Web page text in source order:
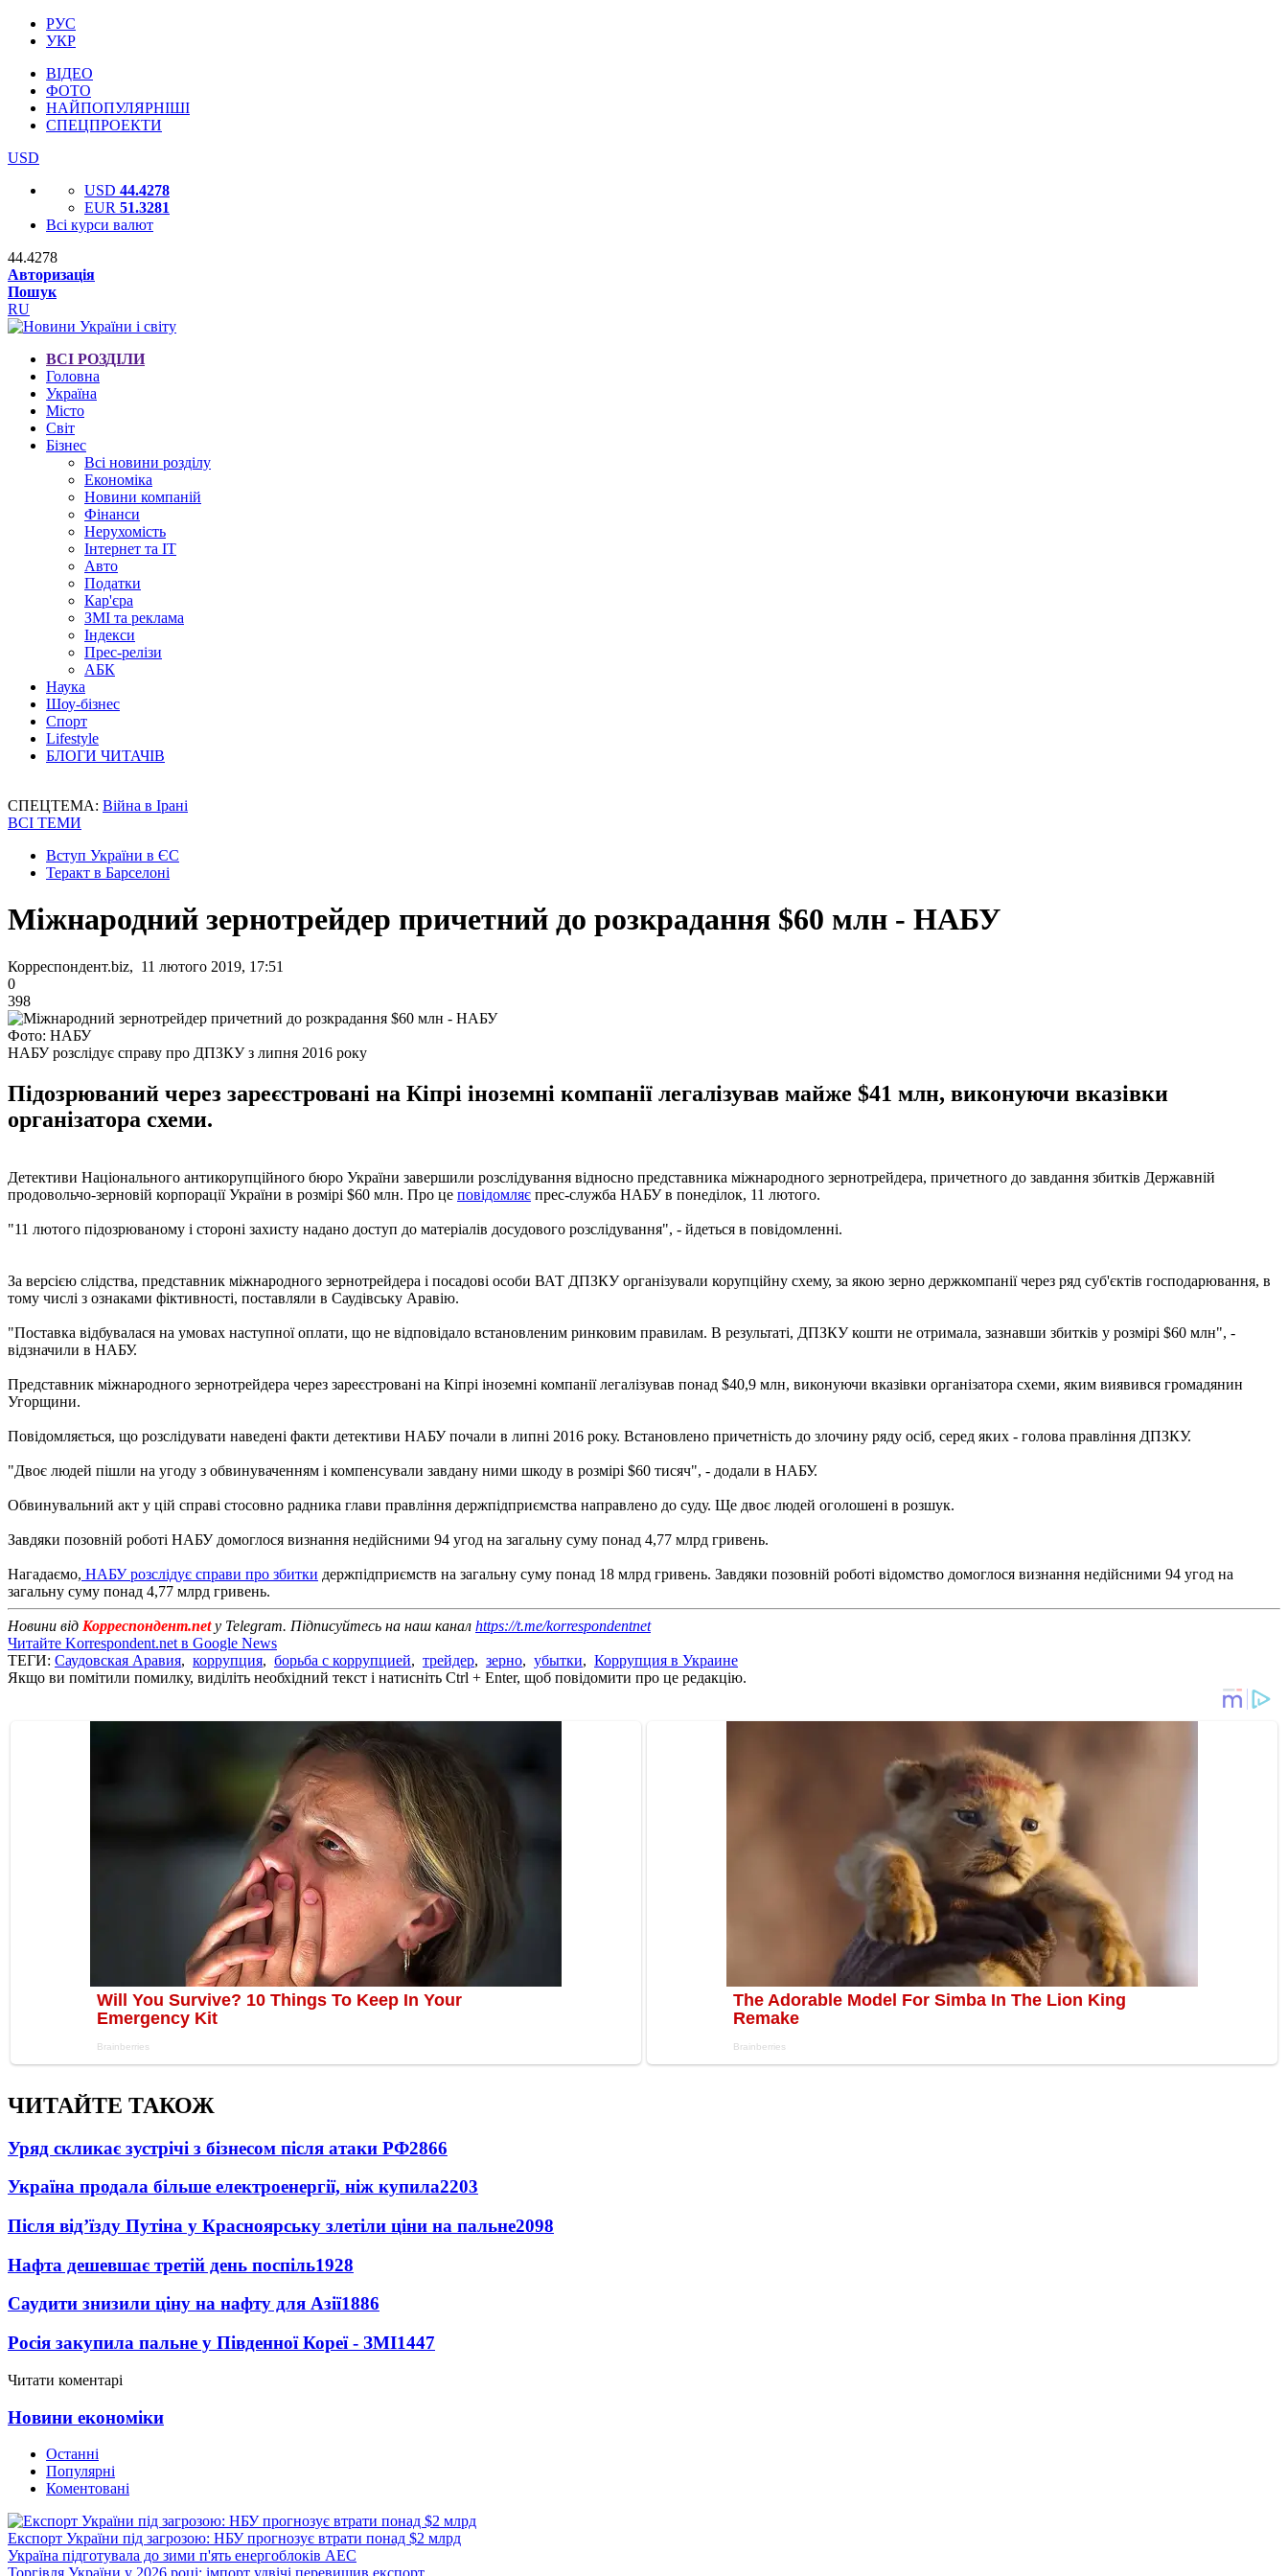
РУС
УКР
ВІДЕО
ФОТО
НАЙПОПУЛЯРНІШІ
СПЕЦПРОЕКТИ
USD
USD 44.4278
EUR 51.3281
Всі курси валют
44.4278
Авторизація
Пошук
RU
ВСІ РОЗДІЛИ
Головна
Україна
Місто
Світ
Бізнес
Всі новини розділу
Економіка
Новини компаній
Фінанси
Нерухомість
Інтернет та IT
Авто
Податки
Кар'єра
ЗМІ та реклама
Індекси
Прес-релізи
АБК
Наука
Шоу-бізнес
Спорт
Lifestyle
БЛОГИ ЧИТАЧІВ
СПЕЦТЕМА: Війна в Ірані
ВСІ ТЕМИ
Вступ України в ЄС
Теракт в Барселоні
Міжнародний зернотрейдер причетний до розкрадання $60 млн - НАБУ
Корреспондент.biz, 11 лютого 2019, 17:51
0
398
Фото: НАБУ
НАБУ розслідує справу про ДПЗКУ з липня 2016 року
Підозрюваний через зареєстровані на Кіпрі іноземні компанії легалізував майже $41 млн, виконуючи вказівки
організатора схеми.
Детективи Національного антикорупційного бюро України завершили розслідування відносно представника міжнародного зернотрейдера, причетного до завдання збитків Державній
продовольчо-зерновій корпорації України в розмірі $60 млн. Про це повідомляє прес-служба НАБУ в понеділок, 11 лютого.
"11 лютого підозрюваному і стороні захисту надано доступ до матеріалів досудового розслідування", - йдеться в повідомленні.
За версією слідства, представник міжнародного зернотрейдера і посадові особи ВАТ ДПЗКУ організували корупційну схему, за якою зерно держкомпанії через ряд суб'єктів господарювання, в
тому числі з ознаками фіктивності, поставляли в Саудівську Аравію.
"Поставка відбувалася на умовах наступної оплати, що не відповідало встановленим ринковим правилам. В результаті, ДПЗКУ кошти не отримала, зазнавши збитків у розмірі $60 млн", -
відзначили в НАБУ.
Представник міжнародного зернотрейдера через зареєстровані на Кіпрі іноземні компанії легалізував понад $40,9 млн, виконуючи вказівки організатора схеми, яким виявився громадянин
Угорщини.
Повідомляється, що розслідувати наведені факти детективи НАБУ почали в липні 2016 року. Встановлено причетність до злочину ряду осіб, серед яких - голова правління ДПЗКУ.
"Двоє людей пішли на угоду з обвинуваченням і компенсували завдану ними шкоду в розмірі $60 тисяч", - додали в НАБУ.
Обвинувальний акт у цій справі стосовно радника глави правління держпідприємства направлено до суду. Ще двоє людей оголошені в розшук.
Завдяки позовній роботі НАБУ домоглося визнання недійсними 94 угод на загальну суму понад 4,77 млрд гривень.
Нагадаємо, НАБУ розслідує справи про збитки держпідприємств на загальну суму понад 18 млрд гривень. Завдяки позовній роботі відомство домоглося визнання недійсними 94 угод на
загальну суму понад 4,77 млрд гривень.
Новини від Корреспондент.netу Telegram. Підписуйтесь на наш канал https://t.me/korrespondentnet
Читайте Korrespondent.net в Google News
ТЕГИ: Саудовская Аравия, коррупция, борьба с коррупцией, трейдер, зерно, убытки, Коррупция в Украине
Якщо ви помітили помилку, виділіть необхідний текст і натисніть Ctrl + Enter, щоб повідомити про це редакцію.
ЧИТАЙТЕ ТАКОЖ
Уряд скликає зустрічі з бізнесом після атаки РФ2866
Україна продала більше електроенергії, ніж купила2203
Після від’їзду Путіна у Красноярську злетіли ціни на пальне2098
Нафта дешевшає третій день поспіль1928
Саудити знизили ціну на нафту для Азії1886
Росія закупила пальне у Південної Кореї - ЗМІ1447
Читати коментарі
Новини економіки
Останні
Популярні
Коментовані
Експорт України під загрозою: НБУ прогнозує втрати понад $2 млрд
Україна підготувала до зими п'ять енергоблоків АЕС